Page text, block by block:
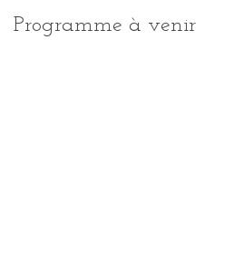
Programme à venir